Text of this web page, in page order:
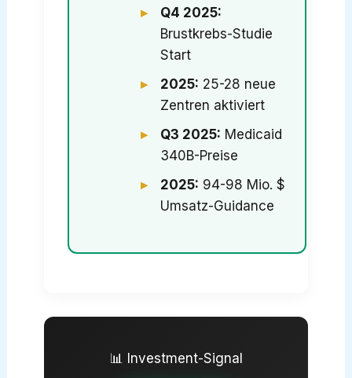
Q4 2025:
Brustkrebs-Studie
Start
2025: 25-28 neue
Zentren aktiviert
Q3 2025: Medicaid
340B-Preise
2025: 94-98 Mio. $
Umsatz-Guidance
📊 Investment-Signal